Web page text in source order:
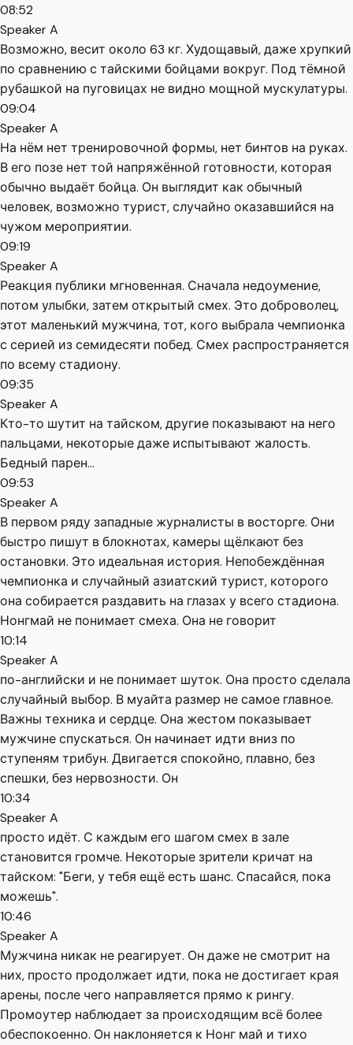
08:52
Speaker A
Возможно, весит около 63 кг. Худощавый, даже хрупкий
по сравнению с тайскими бойцами вокруг. Под тёмной
рубашкой на пуговицах не видно мощной мускулатуры.
09:04
Speaker A
На нём нет тренировочной формы, нет бинтов на руках.
В его позе нет той напряжённой готовности, которая
обычно выдаёт бойца. Он выглядит как обычный
человек, возможно турист, случайно оказавшийся на
чужом мероприятии.
09:19
Speaker A
Реакция публики мгновенная. Сначала недоумение,
потом улыбки, затем открытый смех. Это доброволец,
этот маленький мужчина, тот, кого выбрала чемпионка
с серией из семидесяти побед. Смех распространяется
по всему стадиону.
09:35
Speaker A
Кто-то шутит на тайском, другие показывают на него
пальцами, некоторые даже испытывают жалость.
Бедный парен...
09:53
Speaker A
В первом ряду западные журналисты в восторге. Они
быстро пишут в блокнотах, камеры щёлкают без
остановки. Это идеальная история. Непобеждённая
чемпионка и случайный азиатский турист, которого
она собирается раздавить на глазах у всего стадиона.
Нонгмай не понимает смеха. Она не говорит
10:14
Speaker A
по-английски и не понимает шуток. Она просто сделала
случайный выбор. В муайта размер не самое главное.
Важны техника и сердце. Она жестом показывает
мужчине спускаться. Он начинает идти вниз по
ступеням трибун. Двигается спокойно, плавно, без
спешки, без нервозности. Он
10:34
Speaker A
просто идёт. С каждым его шагом смех в зале
становится громче. Некоторые зрители кричат на
тайском: "Беги, у тебя ещё есть шанс. Спасайся, пока
можешь".
10:46
Speaker A
Мужчина никак не реагирует. Он даже не смотрит на
них, просто продолжает идти, пока не достигает края
арены, после чего направляется прямо к рингу.
Промоутер наблюдает за происходящим всё более
обеспокоенно. Он наклоняется к Нонг май и тихо